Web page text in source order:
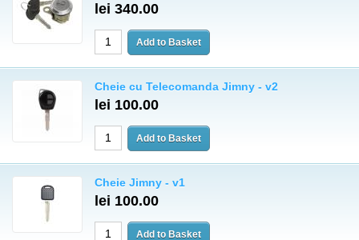
lei 340.00
Cheie cu Telecomanda Jimny - v2
lei 100.00
Cheie Jimny - v1
lei 100.00